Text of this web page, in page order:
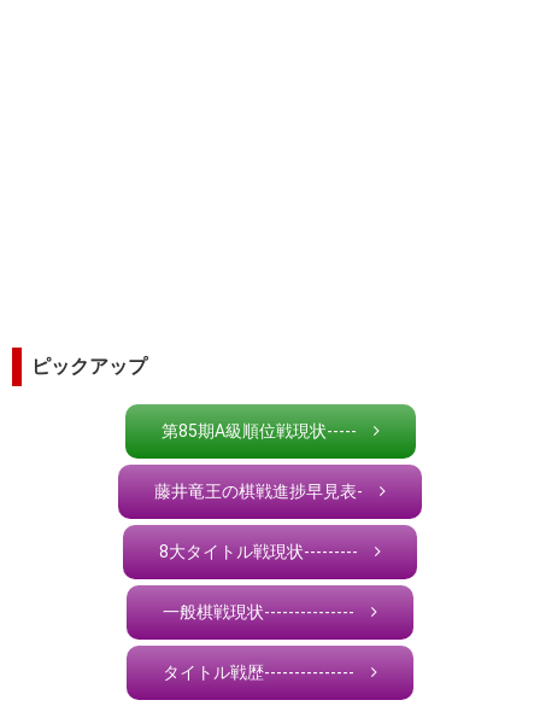
ピックアップ
第85期A級順位戦現状-----
藤井竜王の棋戦進捗早見表-
8大タイトル戦現状---------
一般棋戦現状---------------
タイトル戦歴---------------